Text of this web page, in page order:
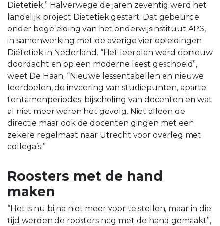
Diëtetiek.” Halverwege de jaren zeventig werd het
landelijk project Diëtetiek gestart. Dat gebeurde
onder begeleiding van het onderwijsinstituut APS,
in samenwerking met de overige vier opleidingen
Diëtetiek in Nederland. “Het leerplan werd opnieuw
doordacht en op een moderne leest geschoeid”,
weet De Haan. “Nieuwe lessentabellen en nieuwe
leerdoelen, de invoering van studiepunten, aparte
tentamenperiodes, bijscholing van docenten en wat
al niet meer waren het gevolg. Niet alleen de
directie maar ook de docenten gingen met een
zekere regelmaat naar Utrecht voor overleg met
collega’s.”
Roosters met de hand
maken
“Het is nu bijna niet meer voor te stellen, maar in die
tijd werden de roosters nog met de hand gemaakt”,